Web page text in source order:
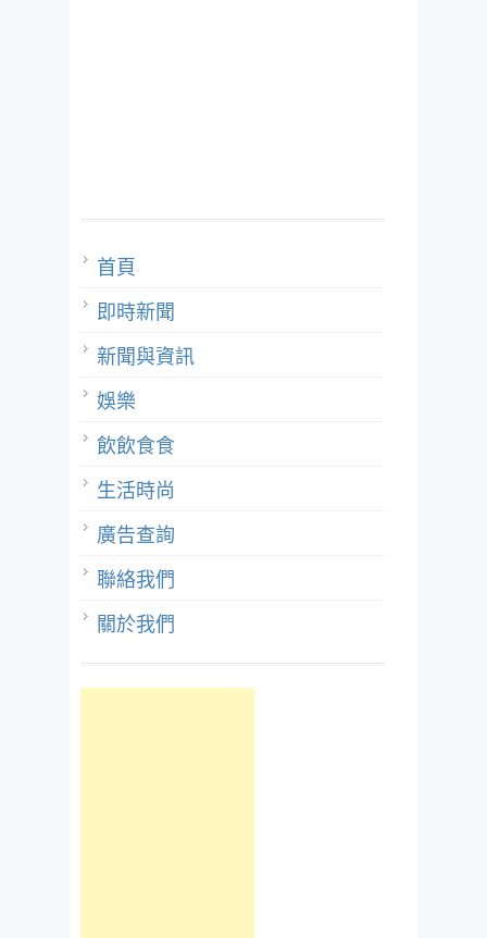
首頁
即時新聞
新聞與資訊
娛樂
飲飲食食
生活時尚
廣告查詢
聯絡我們
關於我們